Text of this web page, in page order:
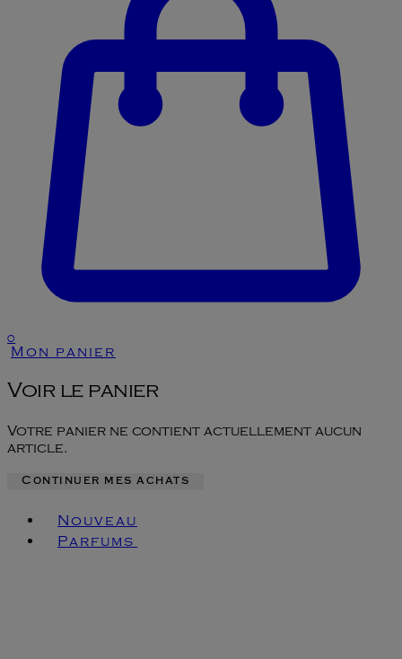
0
Mon panier
Voir le panier
Votre panier ne contient actuellement aucun
article.
Continuer mes achats
Nouveau
Parfums